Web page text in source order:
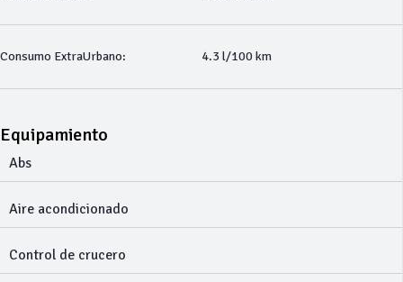
Consumo ExtraUrbano: 4.3 l/100 km
Equipamiento
Abs
Aire acondicionado
Control de crucero